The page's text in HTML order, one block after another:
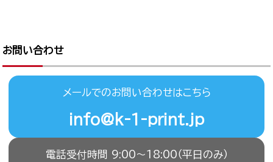
お問い合わせ
メールでのお問い合わせはこちら
info@k-1-print.jp
電話受付時間 9:00〜18:00（平日のみ）